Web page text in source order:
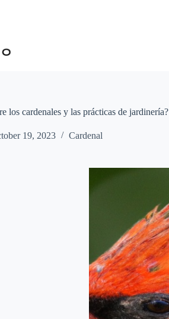
los cardenales y las prácticas de jardinería?
19, 2023 Cardenal